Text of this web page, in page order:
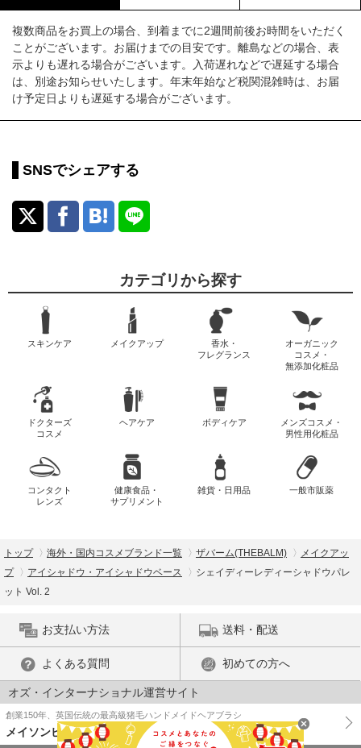
複数商品をお買上の場合、到着までに2週間前後お時間をいただく
ことがございます。お届けまでの目安です。離島などの場合、表
示よりも遅れる場合がございます。入荷遅れなどで遅延する場合
は、別途お知らせいたします。年末年始など税関混雑時は、お届
け予定日よりも遅延する場合がございます。
SNSでシェアする
カテゴリから探す
スキンケア メイクアップ
香水・
フレグランス
オーガニック
コスメ・
無添加化粧品
ドクターズ
コスメ
ヘアケア ボディケア
メンズコスメ・
男性用化粧品
コンタクト
レンズ
健康食品・
サプリメント
雑貨・日用品 一般市販薬
トップ 海外・国内コスメブランド一覧 ザバーム(THEBALM)
メイクアッ
プ
アイシャドウ・アイシャドウベース
シェイディーレディーシャドウパレ
ット Vol. 2
お支払い方法 送料・配送
よくある質問 初めての方へ
オズ・インターナショナル運営サイト
創業150年、英国伝統の最高級猪毛ハンドメイドヘアブラシ
メイソンピアソン